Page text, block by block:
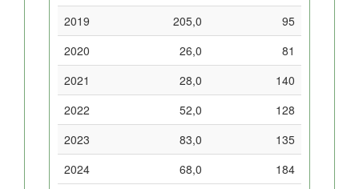
2019
205,0
95
2020
26,0
81
2021
28,0
140
2022
52,0
128
2023
83,0
135
2024
68,0
184